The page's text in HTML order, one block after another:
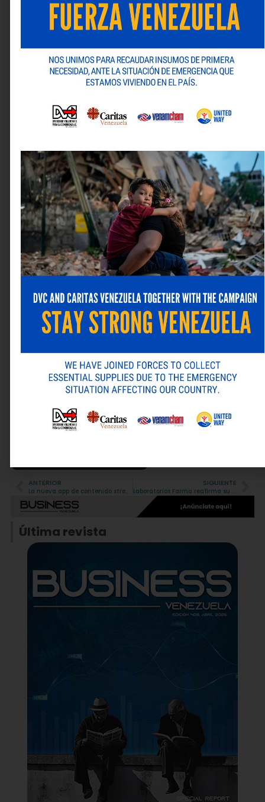
Para robin, este hito reafirma la convicción de que
cuando la creatividad se construye desde la cultura,
con sensibilidad y excelencia en la ejecución, no sólo
conecta aquí, sino que también inspira afuera.
Deja una respuesta
Los campos obligatorios están marcados con
Comentario*
Nombre*
Correo electrónico*
Guarda mi nombre, correo electrónico y web en este
navegador para la próxima vez que comente.
Alternative:
ANTERIOR
La nueva app de contenido streaming Movistar GO está disponible en el mercado venezolano
SIGUIENTE
Laboratorios Farma reafirma su compromiso con el cuidado y bienestar femenino
Última revista